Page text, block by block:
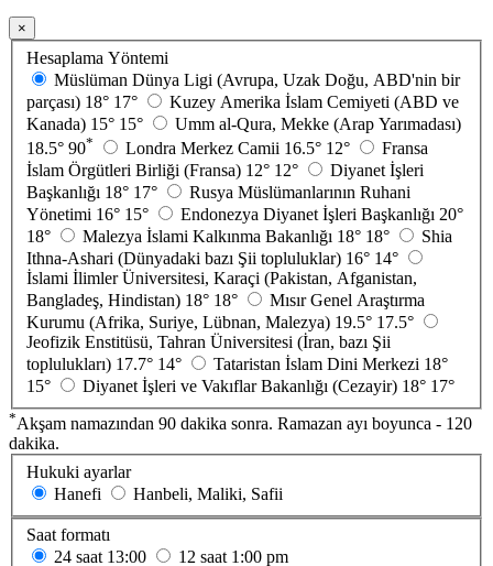
×
Hesaplama Yöntemi
Müslüman Dünya Ligi (Avrupa, Uzak Doğu, ABD'nin bir
parçası) 18° 17°
Kuzey Amerika İslam Cemiyeti (ABD ve
Kanada) 15° 15°
Umm al-Qura, Mekke (Arap Yarımadası)
18.5° 90* Londra Merkez Camii 16.5° 12°
Fransa
İslam Örgütleri Birliği (Fransa) 12° 12°
Diyanet İşleri
Başkanlığı 18° 17°
Rusya Müslümanlarının Ruhani
Yönetimi 16° 15° Endonezya Diyanet İşleri Başkanlığı 20°
18°
Malezya İslami Kalkınma Bakanlığı 18° 18°
Shia
Ithna-Ashari (Dünyadaki bazı Şii topluluklar) 16° 14°
İslami İlimler Üniversitesi, Karaçi (Pakistan, Afganistan,
Bangladeş, Hindistan) 18° 18°
Mısır Genel Araştırma
Kurumu (Afrika, Suriye, Lübnan, Malezya) 19.5° 17.5°
Jeofizik Enstitüsü, Tahran Üniversitesi (İran, bazı Şii
toplulukları) 17.7° 14° Tataristan İslam Dini Merkezi 18°
15°
Diyanet İşleri ve Vakıflar Bakanlığı (Cezayir) 18° 17°
*Akşam namazından 90 dakika sonra. Ramazan ayı boyunca - 120
dakika.
Hukuki ayarlar
Hanefi
Hanbeli, Maliki, Safii
Saat formatı
24 saat 13:00 12 saat 1:00 pm